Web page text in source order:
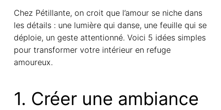
Chez Pétillante, on croit que l’amour se niche dans
les détails : une lumière qui danse, une feuille qui se
déploie, un geste attentionné. Voici 5 idées simples
pour transformer votre intérieur en refuge
amoureux.
1. Créer une ambiance